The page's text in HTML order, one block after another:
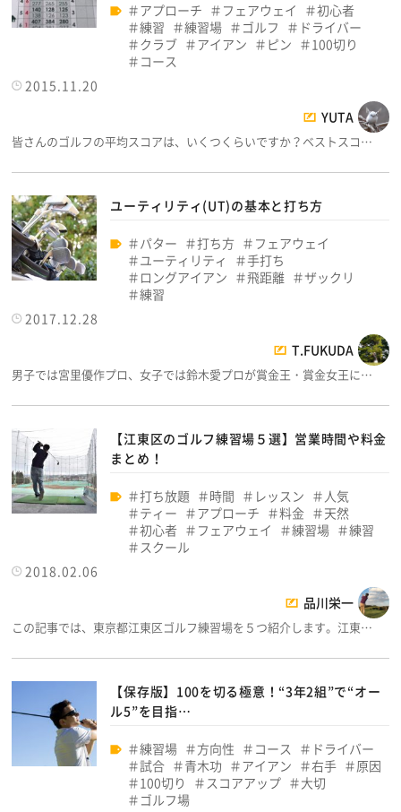
アプローチ フェアウェイ
初心者
練習
練習場 ゴルフ
ドライバー
クラブ
アイアン ピン
100切り
コース
2015.11.20
YUTA
皆さんのゴルフの平均スコアは、いくつくらいですか？ベストスコ…
ユーティリティ(UT)の基本と打ち方
パター 打ち方
フェアウェイ
ユーティリティ
手打ち
ロングアイアン
飛距離
ザックリ
練習
2017.12.28
T.FUKUDA
男子では宮里優作プロ、女子では鈴木愛プロが賞金王・賞金女王に…
【江東区のゴルフ練習場５選】営業時間や料金
まとめ！
打ち放題 時間 レッスン
人気
ティー
アプローチ 料金
天然
初心者
フェアウェイ 練習場
練習
スクール
2018.02.06
品川栄一
この記事では、東京都江東区ゴルフ練習場を５つ紹介します。江東…
【保存版】100を切る極意！“3年2組”で“オー
ル5”を目指…
練習場 方向性 コース
ドライバー
試合
青木功 アイアン 右手
原因
100切り
スコアアップ
大切
ゴルフ場